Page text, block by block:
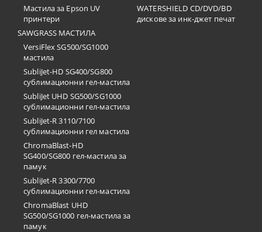
Мастила за Epson UV
принтери
SAWGRASS МАСТИЛА
VersiFlex SG500/SG1000
мастила
SubliJet-HD SG400/SG800
сублимационни гел-мастила
SubliJet UHD SG500/SG1000
сублимационни гел-мастила
SubliJet-R 3110/7100
сублимационни гел мастила
ChromaBlast-HD
SG400/SG800 гел-мастила за
памук
SubliJet-R 3300/7700
сублимационни гел-мастила
ChromaBlast UHD
SG500/SG1000 гел-мастила за
памук
WATERSHIELD CD/DVD/BD
дискове за инк-джет печат